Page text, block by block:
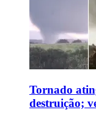
Tornado
destruição;